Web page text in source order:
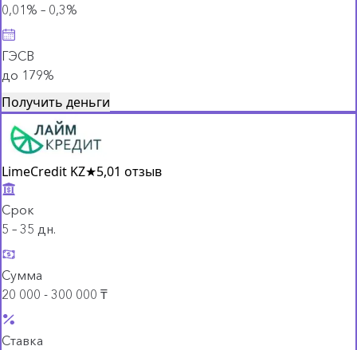
0,01% – 0,3%
ГЭСВ
до 179%
Получить деньги
LimeCredit KZ★5,01 отзыв
Срок
5 – 35 дн.
Сумма
20 000 - 300 000 ₸
Ставка